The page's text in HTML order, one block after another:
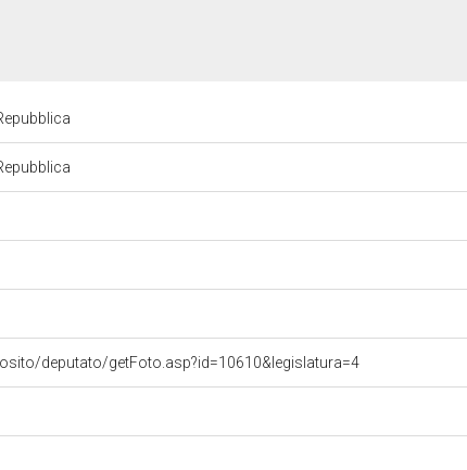
deputato/getFoto.asp?id=10610&legislatura=4